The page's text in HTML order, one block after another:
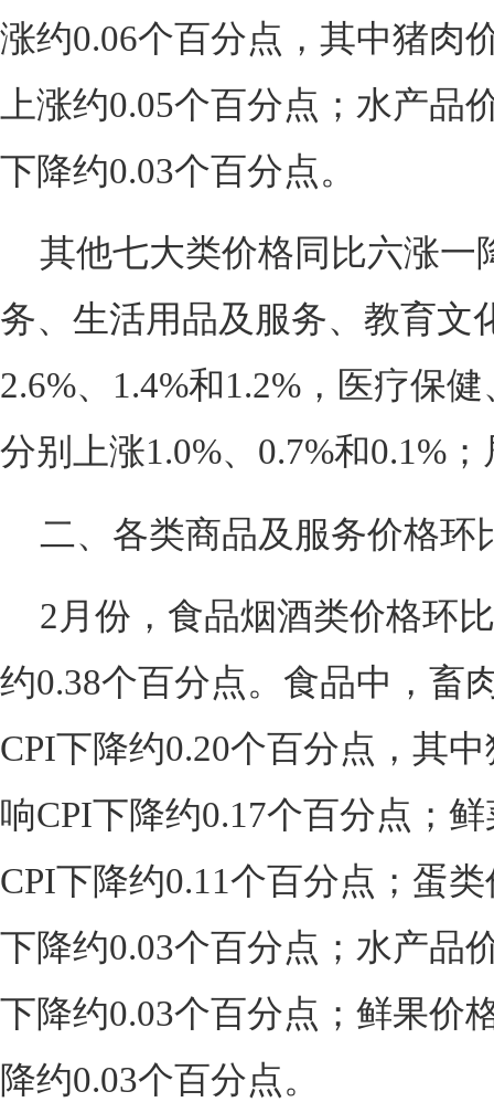
涨约0.06个百分点，其中猪肉
上涨约0.05个百分点；水产品
下降约0.03个百分点。
其他七大类价格同比六涨一
务、生活用品及服务、教育文
2.6%、1.4%和1.2%，医疗保
分别上涨1.0%、0.7%和0.1%
二、各类商品及服务价格环
2月份，食品烟酒类价格环
约0.38个百分点。食品中，畜
CPI下降约0.20个百分点，其
响CPI下降约0.17个百分点；
CPI下降约0.11个百分点；蛋
下降约0.03个百分点；水产品
下降约0.03个百分点；鲜果价
降约0.03个百分点。